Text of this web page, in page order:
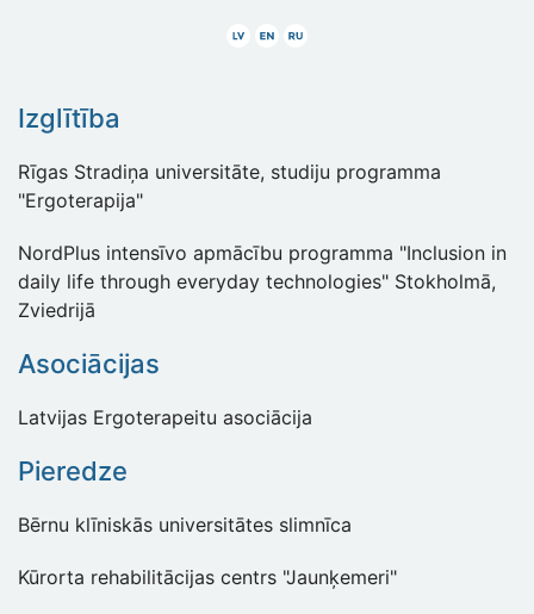
Latviski
AngliskiKrieviski
Izglītība
Rīgas Stradiņa universitāte, studiju programma
"Ergoterapija"
NordPlus intensīvo apmācību programma "Inclusion in
daily life through everyday technologies" Stokholmā,
Zviedrijā
Asociācijas
Latvijas Ergoterapeitu asociācija
Pieredze
Bērnu klīniskās universitātes slimnīca
Kūrorta rehabilitācijas centrs "Jaunķemeri"